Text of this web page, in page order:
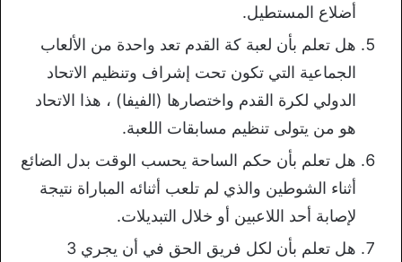
أضلاع المستطيل.
هل تعلم بأن لعبة كة القدم تعد واحدة من الألعاب
الجماعية التي تكون تحت إشراف وتنظيم الاتحاد
الدولي لكرة القدم واختصارها (الفيفا) ، هذا الاتحاد
هو من يتولى تنظيم مسابقات اللعبة.
هل تعلم بأن حكم الساحة يحسب الوقت بدل الضائع
أثناء الشوطين والذي لم تلعب أثنائه المباراة نتيجة
لإصابة أحد اللاعبين أو خلال التبديلات.
هل تعلم بأن لكل فريق الحق في أن يجري 3